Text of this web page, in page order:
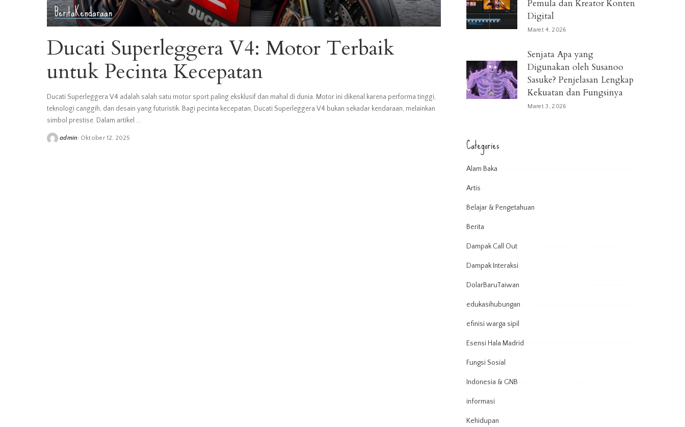
BeritaKendaraan
Ducati Superleggera V4: Motor Terbaik
untuk Pecinta Kecepatan
Ducati Superleggera V4 adalah salah satu motor sport paling eksklusif dan mahal di dunia. Motor ini dikenal karena performa tinggi,
teknologi canggih, dan desain yang futuristik. Bagi pecinta kecepatan, Ducati Superleggera V4 bukan sekadar kendaraan, melainkan
simbol prestise. Dalam artikel ...
Posted
admin Oktober 12, 2025
Pemula dan Kreator Konten
Digital
Maret 4, 2026
Senjata Apa yang
Digunakan oleh Susanoo
Sasuke? Penjelasan Lengkap
Kekuatan dan Fungsinya
Maret 3, 2026
Categories
Alam Baka
Artis
Belajar & Pengetahuan
Berita
Dampak Call Out
Dampak Interaksi
DolarBaruTaiwan
edukasihubungan
efinisi warga sipil
Esensi Hala Madrid
Fungsi Sosial
Indonesia & GNB
informasi
Kehidupan